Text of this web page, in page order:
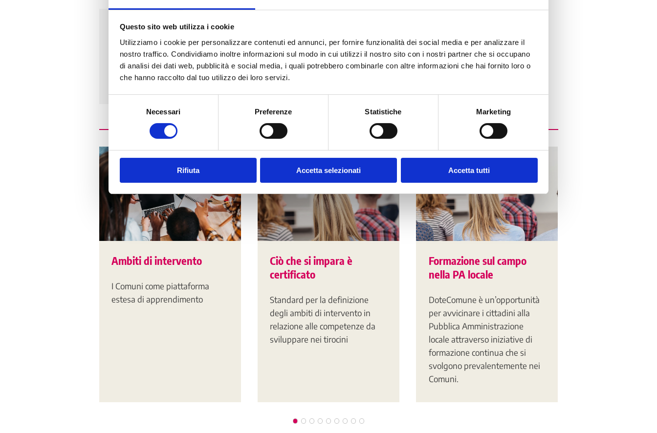
Questo sito web utilizza i cookie
Utilizziamo i cookie per personalizzare contenuti ed annunci, per fornire funzionalità dei social media e per analizzare il
nostro traffico. Condividiamo inoltre informazioni sul modo in cui utilizzi il nostro sito con i nostri partner che si occupano
di analisi dei dati web, pubblicità e social media, i quali potrebbero combinarle con altre informazioni che hai fornito loro o
che hanno raccolto dal tuo utilizzo dei loro servizi.
Necessari Preferenze Statistiche Marketing
Rifiuta Accetta selezionati Accetta tutti
Indirizzo
PIAZZA MARTIRI DI TIENANMEN, 1
20095 - CUSANO MILANINO (MI)
Ambiti di intervento
I Comuni come piattaforma
estesa di apprendimento
Ciò che si impara è
certificato
Standard per la definizione
degli ambiti di intervento in
relazione alle competenze da
sviluppare nei tirocini
Formazione sul campo
nella PA locale
DoteComune è un’opportunità
per avvicinare i cittadini alla
Pubblica Amministrazione
locale attraverso iniziative di
formazione continua che si
svolgono prevalentemente nei
Comuni.